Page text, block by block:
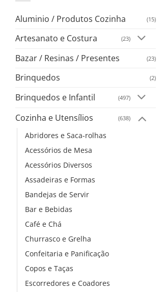
Aluminio / Produtos Cozinha (15)
Artesanato e Costura (23)
Bazar / Resinas / Presentes (23)
Brinquedos (2)
Brinquedos e Infantil (497)
Cozinha e Utensílios (638)
Abridores e Saca-rolhas
Acessórios de Mesa
Acessórios Diversos
Assadeiras e Formas
Bandejas de Servir
Bar e Bebidas
Café e Chá
Churrasco e Grelha
Confeitaria e Panificação
Copos e Taças
Escorredores e Coadores